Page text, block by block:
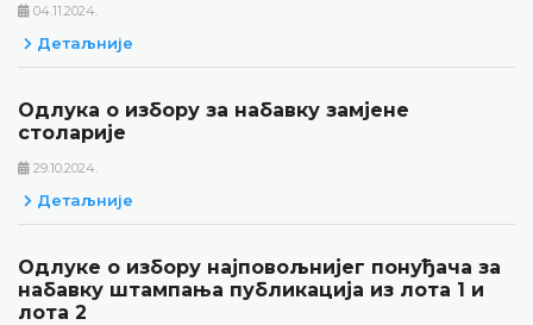
04.11.2024.
Детаљније
Одлука о избору за набавку замјене
столарије
29.10.2024.
Детаљније
Одлуке о избору најповољнијег понуђача за
набавку штампања публикација из лота 1 и
лота 2